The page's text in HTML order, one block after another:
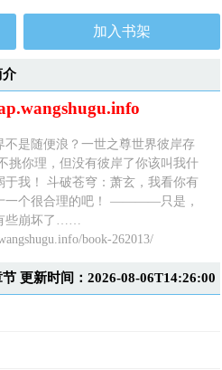
加入书架
介
是随便浪？一世之尊世界彼岸存
挑你理，但没有彼岸了你该叫我什
我！ 斗破苍穹：萧玄，我看你有
一个很合理的吧！ ————只是，
些崩坏了……
book-262013/
更新时间：2026-08-06T14:26:00